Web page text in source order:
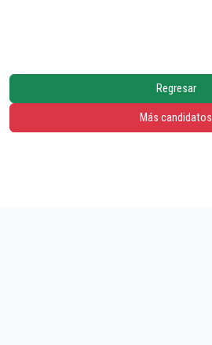
Regresar
Más candidatos